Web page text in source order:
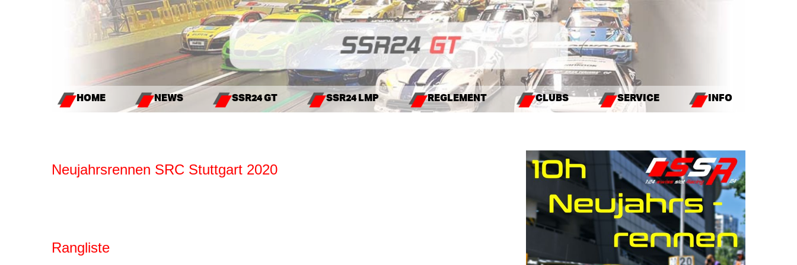
HOME NEWS SSR24 GT SSR24 LMP REGLEMENT CLUBS SERVICE INFO
Neujahrsrennen SRC Stuttgart 2020
Rangliste